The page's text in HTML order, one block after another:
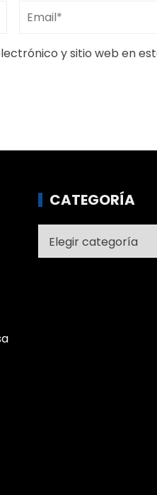
y sitio web en
CATEGORÍA